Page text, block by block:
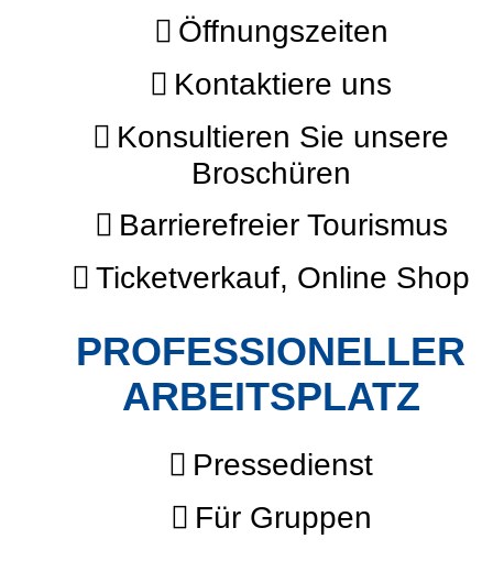
Öffnungszeiten
Kontaktiere uns
Konsultieren Sie unsere
Broschüren
Barrierefreier Tourismus
Ticketverkauf, Online Shop
PROFESSIONELLER
ARBEITSPLATZ
Pressedienst
Für Gruppen